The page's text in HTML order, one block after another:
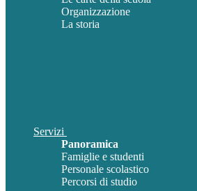
Organizzazione
La storia
Servizi
Panoramica
Famiglie e studenti
Personale scolastico
Percorsi di studio